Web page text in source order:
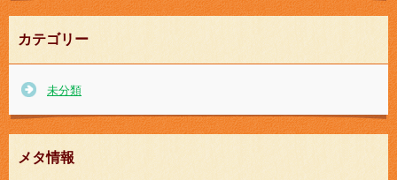
カテゴリー
未分類
メタ情報